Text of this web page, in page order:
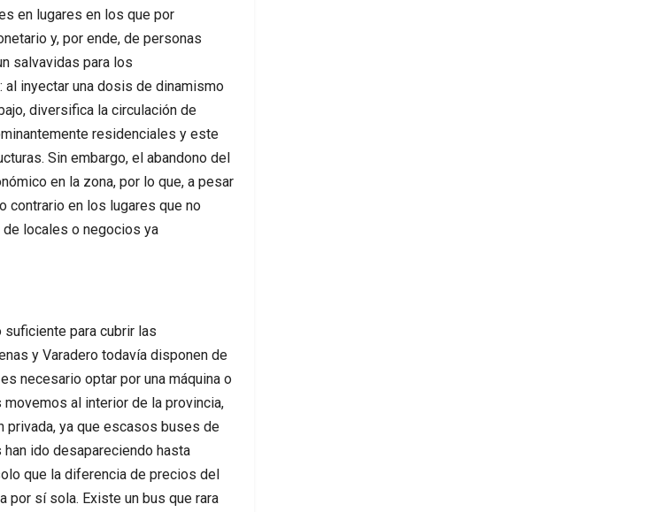
en lugares en los que por
y, por ende, de personas
salvavidas para los
al inyectar una dosis de dinamismo
diversifica la circulación de
residenciales y este
Sin embargo, el abandono del
en la zona, por lo que, a pesar
contrario en los lugares que no
locales o negocios ya
para cubrir las
y Varadero todavía disponen de
necesario optar por una máquina o
al interior de la provincia,
privada, ya que escasos buses de
ido desapareciendo hasta
que la diferencia de precios del
por sí sola. Existe un bus que rara